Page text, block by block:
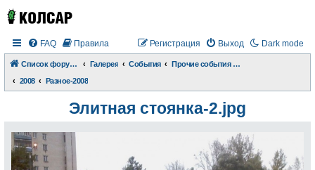
Dark mode
FAQ Правила Выход
Регистрация
Список форумов Галерея События
Прочие события и происшествия
2008
Разное-2008
Элитная стоянка-2.jpg